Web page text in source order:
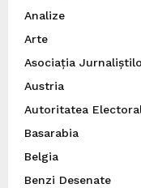
Analize
Arte
Asociația
Austria
Autoritatea
Basarabia
Belgia
Benzi Desenate